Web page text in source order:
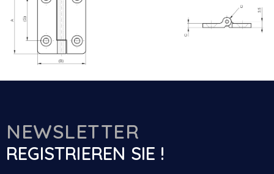
NEWSLETTER
REGISTRIEREN SIE !